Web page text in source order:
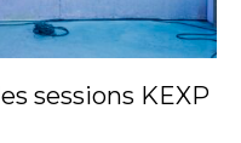
sessions KEXP